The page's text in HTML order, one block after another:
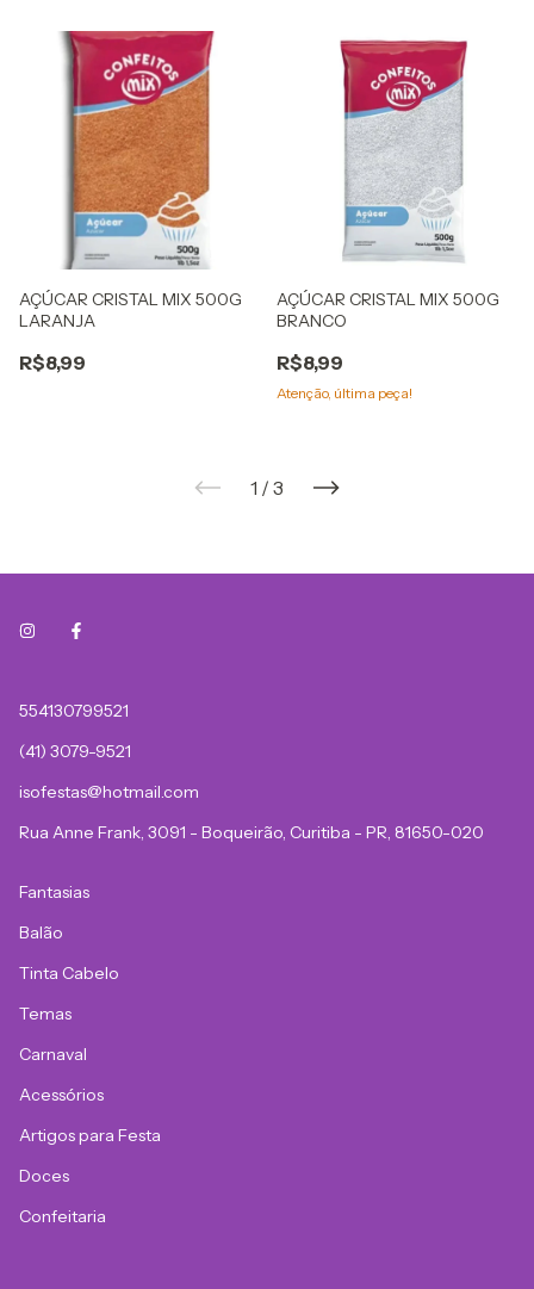
AÇÚCAR CRISTAL MIX 500G
LARANJA
R$8,99
AÇÚCAR CRISTAL MIX 500G
BRANCO
R$8,99
Atenção, última peça!
1 / 3
554130799521
(41) 3079-9521
isofestas@hotmail.com
Rua Anne Frank, 3091 - Boqueirão, Curitiba - PR, 81650-020
Fantasias
Balão
Tinta Cabelo
Temas
Carnaval
Acessórios
Artigos para Festa
Doces
Confeitaria